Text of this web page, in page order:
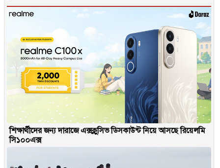
শিক্ষার্থীদের জন্য দারাজে এক্সক্লুসিভ ডিসকাউন্ট নিয়ে আসছে রিয়েলমি
সি১০০এক্স